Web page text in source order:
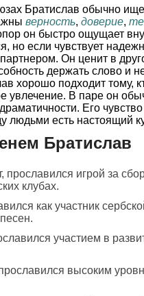
Братислав обычно
верность, доверие,
он быстро ощущает
но если чувствует
Он ценит в
держать слово и
хорошо подходит тому,
увлечение. В паре он
Его
людьми есть настоящий
Братислав
прославился игрой за
клубах.
как участник
участием в
высоким